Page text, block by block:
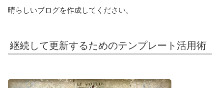
晴らしいブログを作成してください。
継続して更新するためのテンプレート活用術